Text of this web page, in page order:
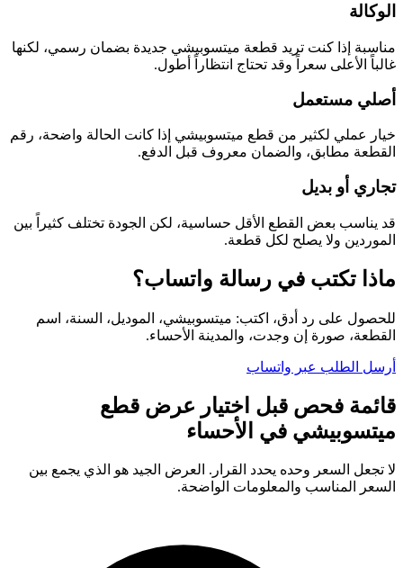
الوكالة
مناسبة إذا كنت تريد قطعة ميتسوبيشي جديدة بضمان رسمي، لكنها
غالباً الأعلى سعراً وقد تحتاج انتظاراً أطول.
أصلي مستعمل
خيار عملي لكثير من قطع ميتسوبيشي إذا كانت الحالة واضحة، رقم
القطعة مطابق، والضمان معروف قبل الدفع.
تجاري أو بديل
قد يناسب بعض القطع الأقل حساسية، لكن الجودة تختلف كثيراً بين
الموردين ولا يصلح لكل قطعة.
ماذا تكتب في رسالة واتساب؟
للحصول على رد أدق، اكتب: ميتسوبيشي، الموديل، السنة، اسم
القطعة، صورة إن وجدت، والمدينة الأحساء.
أرسل الطلب عبر واتساب
قائمة فحص قبل اختيار عرض قطع
ميتسوبيشي في الأحساء
لا تجعل السعر وحده يحدد القرار. العرض الجيد هو الذي يجمع بين
السعر المناسب والمعلومات الواضحة.